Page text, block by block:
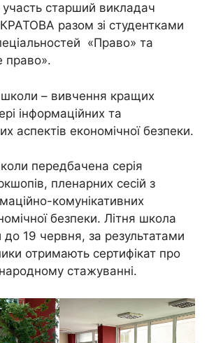
старший викладач
разом зі студентками
«Право» та
право».
школи – вивчення кращих
інформаційних та
аспектів економічної безпеки.
передбачена серія
пленарних сесій з
комунікативних
безпеки. Літня школа
до 19 червня, за результатами
отримають сертифікат про
стажуванні.